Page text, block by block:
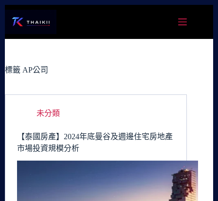
容
標籤 AP公司
未分類
【泰國房產】2024年底曼谷及週邊住宅房地產
市場投資規模分析